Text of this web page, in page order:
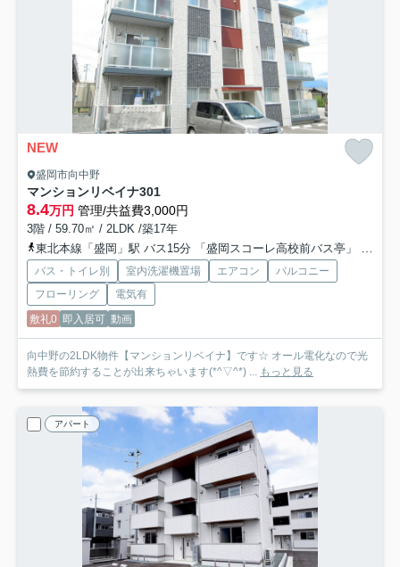
NEW
盛岡市向中野
マンションリベイナ301
8.4万円 管理/共益費3,000円
3階 / 59.70㎡ / 2LDK /築17年
東北本線「盛岡」駅 バス15分 「盛岡スコーレ高校前バス亭」 停歩7分
バス・トイレ別 室内洗濯機置場 エアコン
バルコニー
フローリング
電気有
敷礼0 即入居可 動画
向中野の2LDK物件【マンションリベイナ】です☆ オール電化なので光
熱費を節約することが出来ちゃいます(*^▽^*) ...
もっと見る
アパート